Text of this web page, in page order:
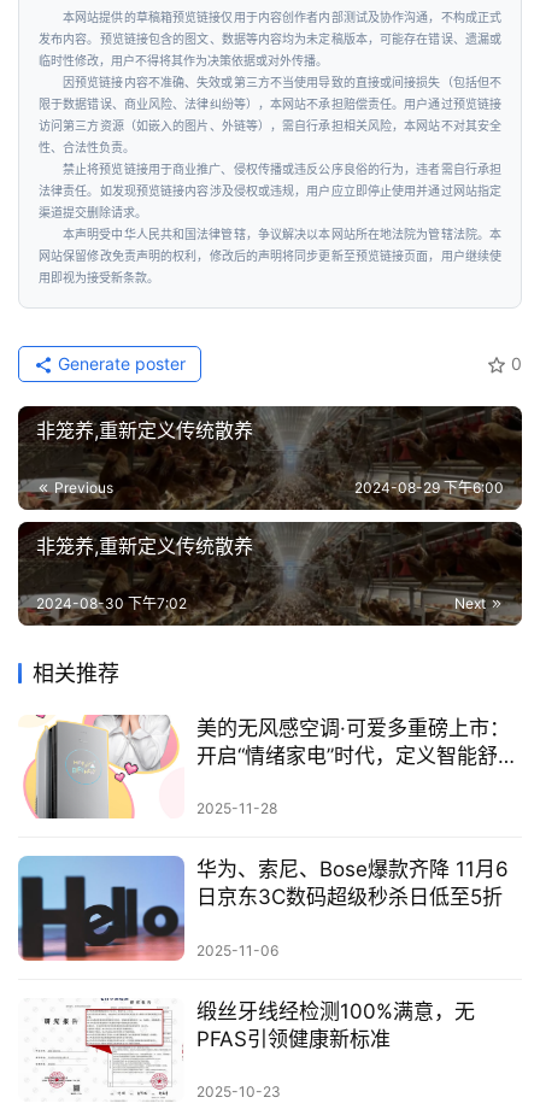
本网站提供的草稿箱预览链接仅用于内容创作者内部测试及协作沟通，不构成正式
发布内容。预览链接包含的图文、数据等内容均为未定稿版本，可能存在错误、遗漏或
临时性修改，用户不得将其作为决策依据或对外传播。
因预览链接内容不准确、失效或第三方不当使用导致的直接或间接损失（包括但不
限于数据错误、商业风险、法律纠纷等），本网站不承担赔偿责任。用户通过预览链接
访问第三方资源（如嵌入的图片、外链等），需自行承担相关风险，本网站不对其安全
性、合法性负责。
禁止将预览链接用于商业推广、侵权传播或违反公序良俗的行为，违者需自行承担
法律责任。如发现预览链接内容涉及侵权或违规，用户应立即停止使用并通过网站指定
渠道提交删除请求。
本声明受中华人民共和国法律管辖，争议解决以本网站所在地法院为管辖法院。本
网站保留修改免责声明的权利，修改后的声明将同步更新至预览链接页面，用户继续使
用即视为接受新条款。
0
Generate poster
非笼养,重新定义传统散养
Previous 2024-08-29 下午6:00
非笼养,重新定义传统散养
Next
2024-08-30 下午7:02
相关推荐
美的无风感空调·可爱多重磅上市：
开启“情绪家电”时代，定义智能舒适
2025-11-28
华为、索尼、Bose爆款齐降 11月6
日京东3C数码超级秒杀日低至5折
2025-11-06
缎丝牙线经检测100%满意，无
PFAS引领健康新标准
2025-10-23